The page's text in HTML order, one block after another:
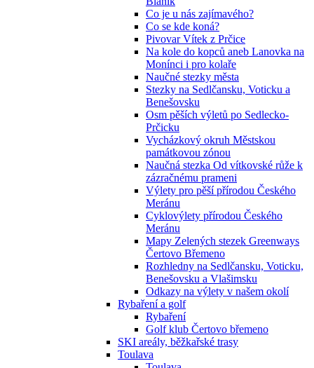
Co je u nás zajímavého?
Co se kde koná?
Pivovar Vítek z Prčice
Na kole do kopců aneb Lanovka na
Monínci i pro kolaře
Naučné stezky města
Stezky na Sedlčansku, Voticku a
Benešovsku
Osm pěších výletů po Sedlecko-
Prčicku
Vycházkový okruh Městskou
památkovou zónou
Naučná stezka Od vítkovské růže k
zázračnému prameni
Výlety pro pěší přírodou Českého
Meránu
Cyklovýlety přírodou Českého
Meránu
Mapy Zelených stezek Greenways
Čertovo Břemeno
Rozhledny na Sedlčansku, Voticku,
Benešovsku a Vlašimsku
Odkazy na výlety v našem okolí
Rybaření a golf
Rybaření
Golf klub Čertovo břemeno
SKI areály, běžkařské trasy
Toulava